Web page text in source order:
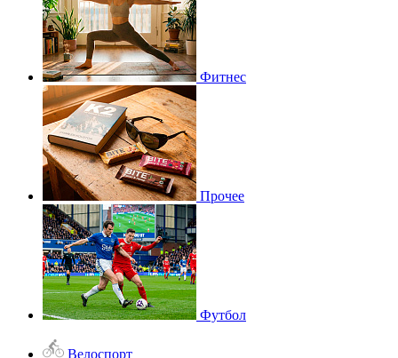
Фитнес
Прочее
Футбол
Велоспорт